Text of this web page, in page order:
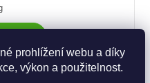
prohlížení webu a díky
výkon a použitelnost.